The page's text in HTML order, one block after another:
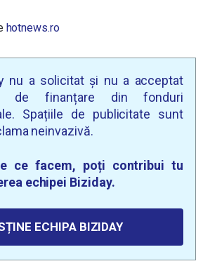
hotnews.ro
nu a solicitat și nu a acceptat
de finanțare din fonduri
Spațiile de publicitate sunt
neinvazivă.
ce facem, poți contribui tu
echipei Biziday.
ECHIPA BIZIDAY